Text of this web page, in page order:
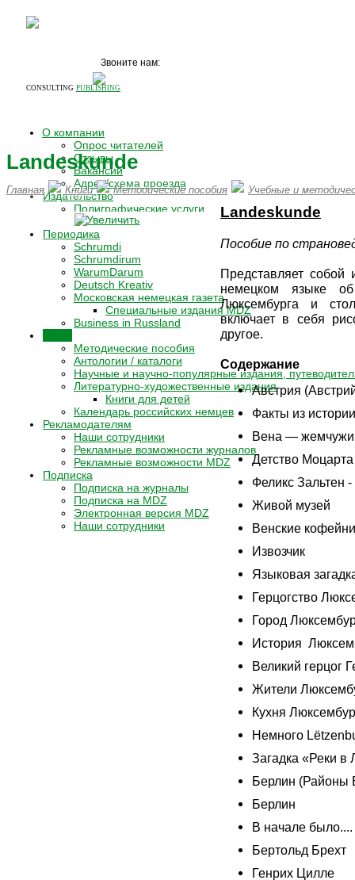
CONSULTING PUBLISHING
Звоните нам:
О компании
Опрос читателей
Отзывы
Вакансии
Адрес/схема проезда
Издательство
Полиграфические услуги
Издательские услуги
Периодика
Schrumdi
Schrumdirum
WarumDarum
Deutsch Kreativ
Московская немецкая газета
Специальные издания MDZ
Business in Russland
Методические пособия
Антологии / каталоги
Научные и научно-популярные издания,
Литературно-художественные издания
Книги для детей
Календарь российских немцев
Рекламодателям
Наши сотрудники
Рекламные возможности журналов
Рекламные возможности MDZ
Подписка
Подписка на журналы
Подписка на MDZ
Электронная версия MDZ
Наши сотрудники
Landeskunde
Главная Книги Методические пособия Учебные и
Landeskunde
Пособие по
Представляет собой
немецком языке об
Люксембурга и
включает в себя
другое.
Содержание
Австрия
Факты из
Вена —
Детство Моцарта
Феликс Зальтен
Живой музей
Венские
Извозчик
Языковая
Герцогство
Город
История
Великий герцог
Жители
Кухня
Немного
Загадка «Реки в
Берлин (Районы
Берлин
В начале
Бертольд Брехт
Генрих Цилле